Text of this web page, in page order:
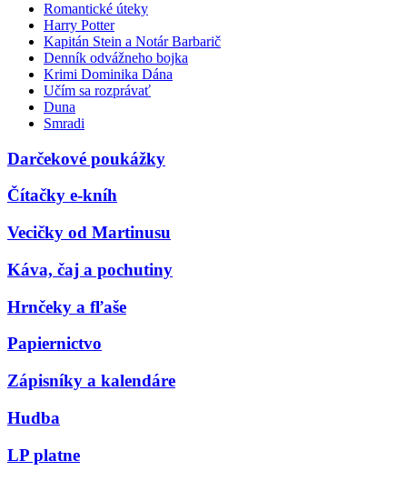
Romantické úteky
Harry Potter
Kapitán Stein a Notár Barbarič
Denník odvážneho bojka
Krimi Dominika Dána
Učím sa rozprávať
Duna
Smradi
Darčekové poukážky
Čítačky e-kníh
Vecičky od Martinusu
Káva, čaj a pochutiny
Hrnčeky a fľaše
Papiernictvo
Zápisníky a kalendáre
Hudba
LP platne